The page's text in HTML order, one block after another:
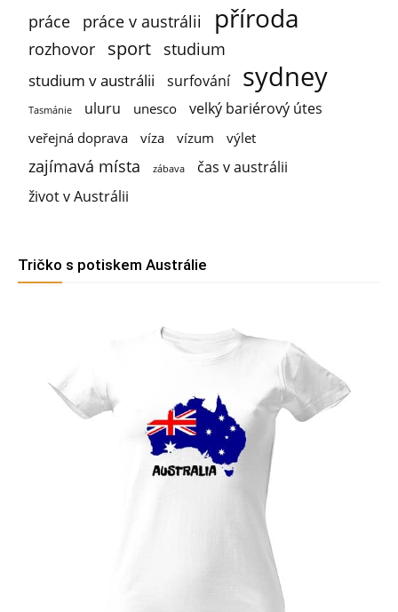
práce práce v austrálii příroda
rozhovor sport studium
studium v austrálii surfování sydney
Tasmánie uluru unesco velký bariérový útes
veřejná doprava víza vízum výlet
zajímavá místa zábava
čas v austrálii
život v Austrálii
Tričko s potiskem Austrálie